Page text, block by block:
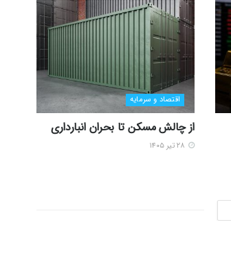
اقتصاد و سرمایه
از چالش مسکن تا بحران انبارداری